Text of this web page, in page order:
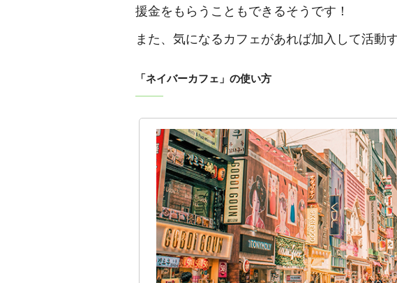
援金をもらうこともできるそうです！
また、気になるカフェがあれば加入して活動
「ネイバーカフェ」の使い方